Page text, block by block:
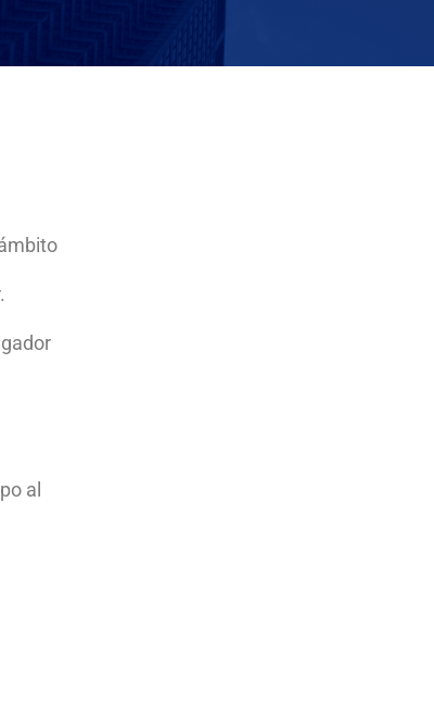
nacional e internacional.
mundo y reconocer las influencias que se ejercen
de comercio y sociales nacionales e
crítico y expresarlo de manera oral o escrita.
al